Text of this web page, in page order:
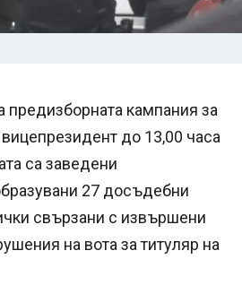
предизборната кампания за
до 13,00 часа
са заведени
27 досъдебни
свързани с извършени
на вота за титуляр на